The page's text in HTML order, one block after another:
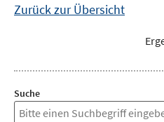
Zurück zur Übersicht
Suche